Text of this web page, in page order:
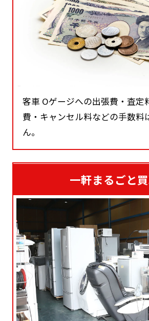
客車 Oゲージへの出張費・査定
費・キャンセル料などの手数料
ん。
一軒まるごと